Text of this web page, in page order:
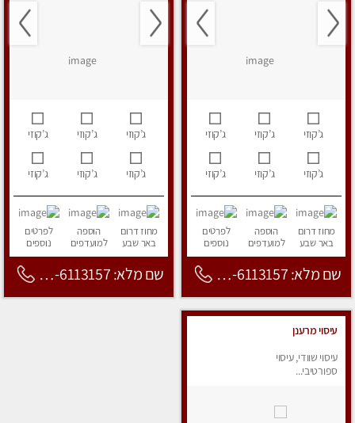
ג’קוזי ג’קוזי ג’קוזי
ג’קוזי ג’קוזי ג’קוזי
מחוז דרום
באר שבע
הוספה
למועדפים
לפרטים
נוספים
שם מלא: 053-6113157
ג’קוזי ג’קוזי ג’קוזי
ג’קוזי ג’קוזי ג’קוזי
מחוז דרום
באר שבע
הוספה
למועדפים
לפרטים
נוספים
שם מלא: 053-6113157
עיסוי מרענן
עיסוי שוודי, עיסוי
ספורטיבי...